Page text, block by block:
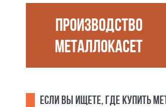
ПРОИЗВОДСТВО
МЕТАЛЛОКАСЕТ
ЕСЛИ ВЫ ИЩЕТЕ, ГДЕ КУПИТЬ